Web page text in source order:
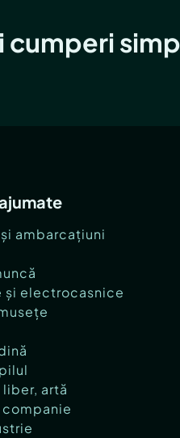
cumperi
ambarcațiuni
și electrocasnice
artă